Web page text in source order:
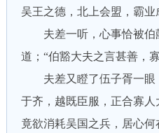
吴王之德，北上会盟，霸业
夫差一听，心事恰被伯
道；“伯豁大夫之言甚善，
夫差又瞪了伍子胥一眼
于齐，越既臣服，正合寡人
竟欲消耗吴国之兵，居心